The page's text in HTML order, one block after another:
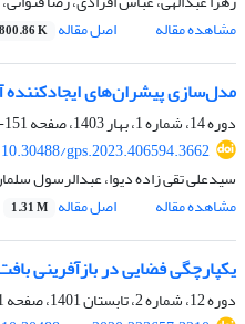
مشاهده مقاله
اصل مقاله 800.86 K
مدل‌سازی پیشران‌های ایجادکننده
دوره 14، شماره 1، بهار 1403، صفحه
151-163
10.30488/gps.2023.406594.3662
سیدعلی تقی زاده دیوا، عبدالرسول
مشاهده مقاله
اصل مقاله 1.31 M
یکپارچگی فضایی در بازآفرینی
دوره 12، شماره 2، تابستان 1401، صفحه